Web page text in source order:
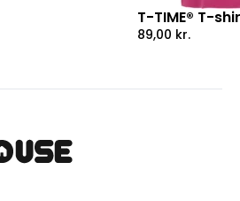
T-TIME® T-
89,00 kr.